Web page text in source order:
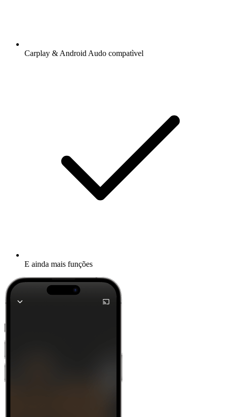
Carplay & Android Audo compatìvel
E ainda mais funções